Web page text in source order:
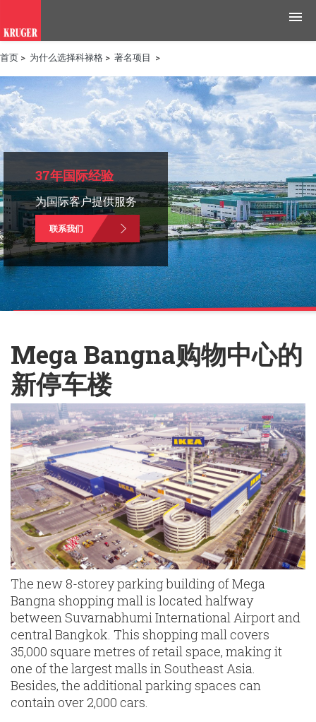
产品
应用领域
工具与资源
新闻媒体
为什么选择科禄格
招聘
联系我们
首页 > 为什么选择科禄格 > 著名项目 >
37年国际经验
为国际客户提供服务
联系我们
Mega Bangna购物中心的
新停车楼
The new 8-storey parking building of Mega
Bangna shopping mall is located halfway
between Suvarnabhumi International Airport and
central Bangkok. This shopping mall covers
35,000 square metres of retail space, making it
one of the largest malls in Southeast Asia.
Besides, the additional parking spaces can
contain over 2,000 cars.